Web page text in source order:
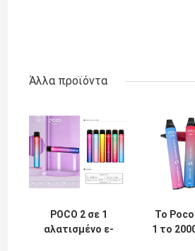
Άλλα προϊόντα
POCO 2 σε 1
αλατισμένο ε-
Το
1 το